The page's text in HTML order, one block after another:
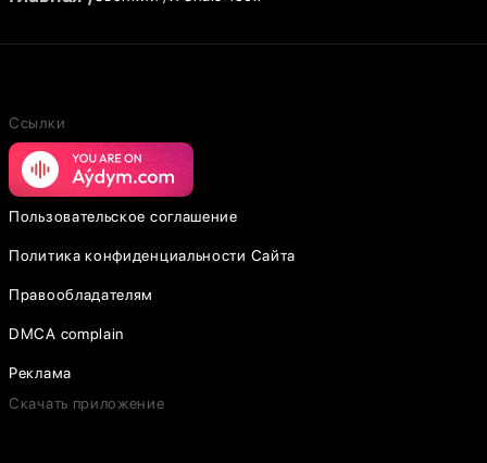
Ссылки
Пользовательское соглашение
Политика конфиденциальности Сайта
Правообладателям
DMCA complain
Реклама
Скачать приложение